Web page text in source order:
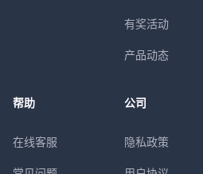
有奖活动
产品动态
帮助
在线客服
公司
隐私政策